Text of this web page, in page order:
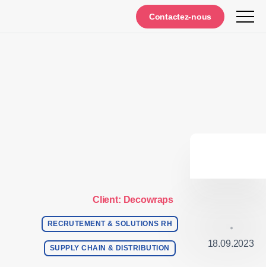
Client: Decowraps
RECRUTEMENT & SOLUTIONS RH
SUPPLY CHAIN & DISTRIBUTION 18.09.2023
Contactez-nous